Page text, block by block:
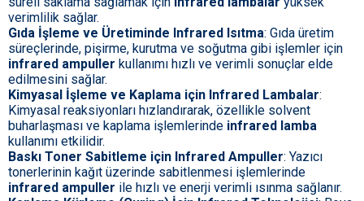
verimlilik sağlar.
Gıda İşleme ve Üretiminde Infrared Isıtma: Gıda üretim
süreçlerinde, pişirme, kurutma ve soğutma gibi işlemler için
infrared ampuller kullanımı hızlı ve verimli sonuçlar elde
edilmesini sağlar.
Kimyasal İşleme ve Kaplama için Infrared Lambalar:
Kimyasal reaksiyonları hızlandırarak, özellikle solvent
buharlaşması ve kaplama işlemlerinde infrared lamba
kullanımı etkilidir.
Baskı Toner Sabitleme için Infrared Ampuller: Yazıcı
tonerlerinin kağıt üzerinde sabitlenmesi işlemlerinde
infrared ampuller ile hızlı ve enerji verimli ısınma sağlanır.